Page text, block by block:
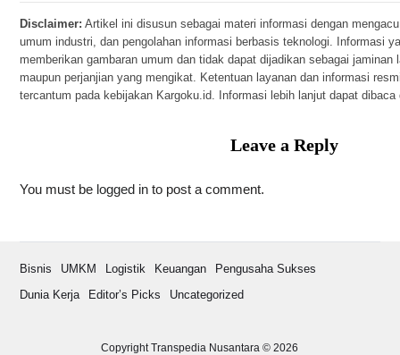
Disclaimer: Artikel ini disusun sebagai materi informasi dengan
umum industri, dan pengolahan informasi berbasis teknologi. Informasi
memberikan gambaran umum dan tidak dapat dijadikan sebagai jaminan
maupun perjanjian yang mengikat. Ketentuan layanan dan informasi
tercantum pada kebijakan Kargoku.id. Informasi lebih lanjut dapat
Leave a Reply
You must be logged into post a comment.
Copyright Transpedia Nusantara © 2026
Bisnis UMKM Logistik Keuangan
Pengusaha Sukses
Dunia Kerja
Editor’s Picks Uncategorized